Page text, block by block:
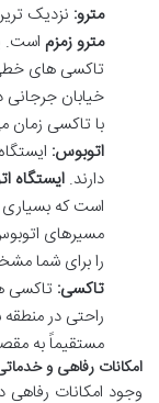
مترو: نزدیک
مترو زمزم است.
تاکسی های
با تاکسی زمان
اتوبوس:
دارند. ایستگاه
است که بسیاری
مسیرهای
را برای شما
تاکسی: تاکسی
راحتی در
مستقیماً به
امکانات رفاهی و
وجود امکانات رفاهی